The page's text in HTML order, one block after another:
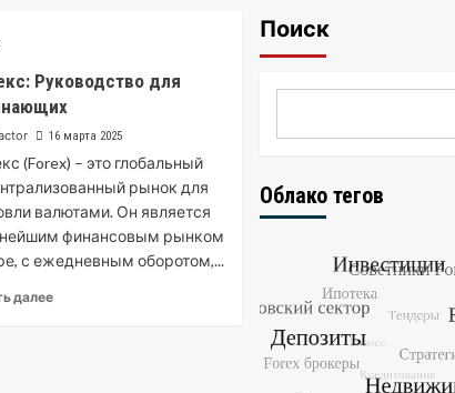
4
5
Руководство для
16 марта 2025
(Forex) – это глобальный
рынок для
валютами. Он является
финансовым рынком
с ежедневным оборотом,...
далее
Поиск
Облако тегов